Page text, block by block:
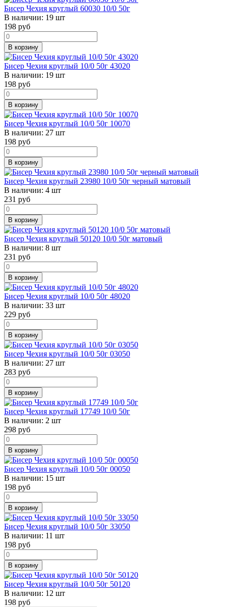
Бисер Чехия круглый 60030 10/0 50г
В наличии: 19 шт
198 руб
В корзину
Бисер Чехия круглый 10/0 50г 43020
В наличии: 19 шт
198 руб
В корзину
Бисер Чехия круглый 10/0 50г 10070
В наличии: 27 шт
198 руб
В корзину
Бисер Чехия круглый 23980 10/0 50г черный матовый
В наличии: 4 шт
231 руб
В корзину
Бисер Чехия круглый 50120 10/0 50г матовый
В наличии: 8 шт
231 руб
В корзину
Бисер Чехия круглый 10/0 50г 48020
В наличии: 33 шт
229 руб
В корзину
Бисер Чехия круглый 10/0 50г 03050
В наличии: 27 шт
283 руб
В корзину
Бисер Чехия круглый 17749 10/0 50г
В наличии: 2 шт
298 руб
В корзину
Бисер Чехия круглый 10/0 50г 00050
В наличии: 15 шт
198 руб
В корзину
Бисер Чехия круглый 10/0 50г 33050
В наличии: 11 шт
198 руб
В корзину
Бисер Чехия круглый 10/0 50г 50120
В наличии: 12 шт
198 руб